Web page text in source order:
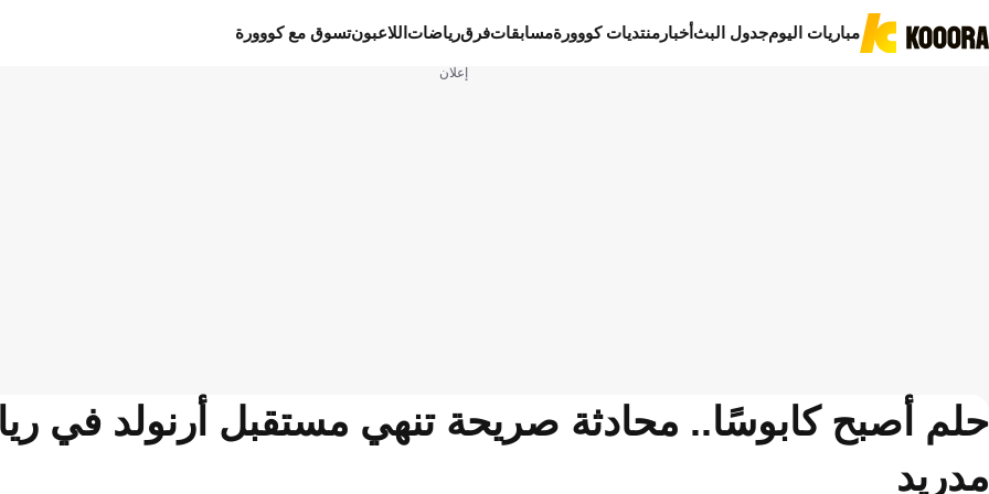
مباريات اليومجدول البثأخبار منتديات كووورةمسابقاتفرقرياضات اللاعبونتسوق مع كووورة
إعلان
حلم أصبح كابوسًا.. محادثة صريحة تنهي مستقبل أرنولد في
مدريد